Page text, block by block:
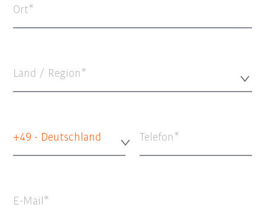
Ort
Land / Region*
+49 - Deutschland Telefon
E-Mail